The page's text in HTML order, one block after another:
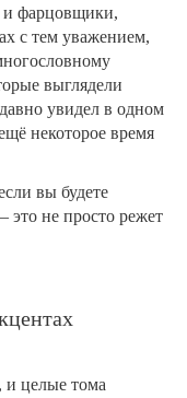
и фарцовщики,
с тем уважением,
выглядели
увидел в одном
некоторое время
вы будете
это не просто режет
целые тома